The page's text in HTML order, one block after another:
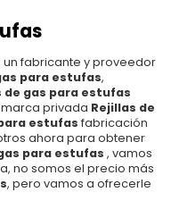
un fabricante y proveedor
para estufas,
de gas para estufas
privada Rejillas de
estufas fabricación
ahora para obtener
para estufas , vamos
no somos el precio más
, pero vamos a ofrecerle